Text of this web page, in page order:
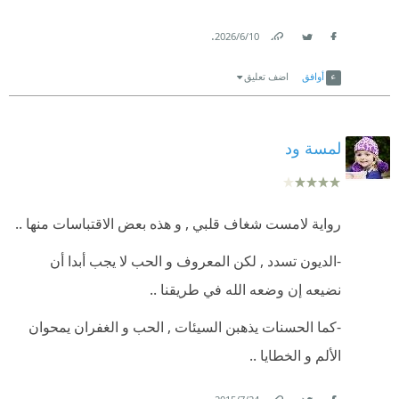
10‏/6‏/2026
.
أوافق اضف تعليق
لمسة ود
رواية لامست شغاف قلبي , و هذه بعض الاقتباسات منها ..
-الديون تسدد , لكن المعروف و الحب لا يجب أبدا أن
نضيعه إن وضعه الله في طريقنا ..
-كما الحسنات يذهبن السيئات , الحب و الغفران يمحوان
الألم و الخطايا ..